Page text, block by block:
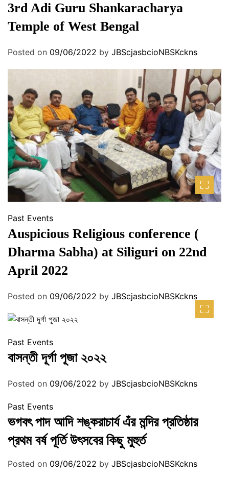
3rd Adi Guru Shankaracharya
Temple of West Bengal
Posted on 09/06/2022 by JBScjasbcioNBSKckns
Past Events
Auspicious Religious conference (
Dharma Sabha) at Siliguri on 22nd
April 2022
Posted on 09/06/2022 by JBScjasbcioNBSKckns
Past Events
বাসন্তী দূর্গা পূজা ২০২২
Posted on 09/06/2022 by JBScjasbcioNBSKckns
Past Events
ভগবৎ পাদ আদি শঙ্করাচার্য এঁর মন্দির প্রতিষ্ঠার
প্রথম বর্ষ পূর্তি উৎসবের কিছু মুহুর্ত
Posted on 09/06/2022 by JBScjasbcioNBSKckns